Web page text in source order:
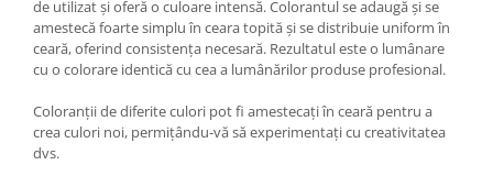
de utilizat și oferă o culoare intensă. Colorantul se adaugă și se
amestecă foarte simplu în ceara topită și se distribuie uniform în
ceară, oferind consistența necesară. Rezultatul este o lumânare
cu o colorare identică cu cea a lumânărilor produse profesional.
Coloranții de diferite culori pot fi amestecați în ceară pentru a
crea culori noi, permițându-vă să experimentați cu creativitatea
dvs.